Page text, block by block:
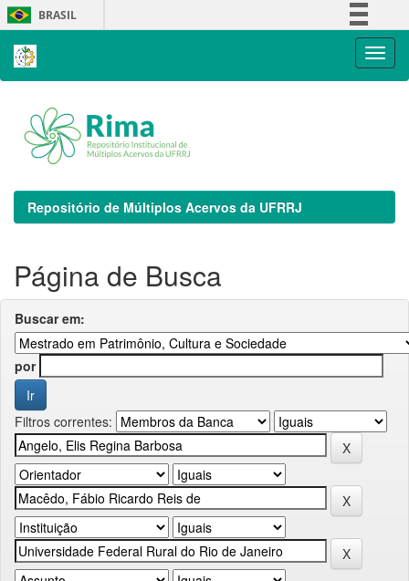
Skip
navigation
BRASIL
Repositório de Múltiplos Acervos da UFRRJ
Página de Busca
Buscar em:
por
Filtros correntes: